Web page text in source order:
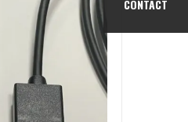
CONTACT